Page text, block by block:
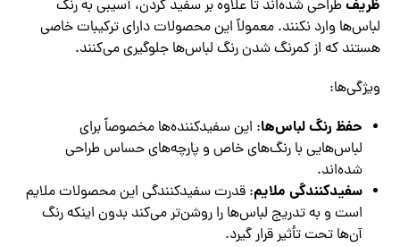
ظریفطراحی شده‌اند تا علاوه بر سفید کردن، آسیبی به رنگ
لباس‌ها وارد نکنند. معمولاً این محصولات دارای ترکیبات خاصی
هستند که از کمرنگ شدن رنگ لباس‌ها جلوگیری می‌کنند.
ویژگی‌ها:
حفظ رنگ لباس‌ها: این سفیدکننده‌ها مخصوصاً برای
لباس‌هایی با رنگ‌های خاص و پارچه‌های حساس طراحی
شده‌اند.
سفیدکنندگی ملایم: قدرت سفیدکنندگی این محصولات ملایم
است و به تدریج لباس‌ها را روشن‌تر می‌کند بدون اینکه رنگ
آن‌ها تحت تأثیر قرار گیرد.